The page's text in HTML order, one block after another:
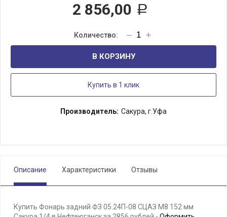
2 856,00 Р
В КОРЗИНУ
Купить в 1 клик
Производитель: Сакура, г.Уфа
Описание Характеристики Отзывы
Купить Фонарь задний ФЗ 05.24П-08 СЦАЗ М8 152 мм